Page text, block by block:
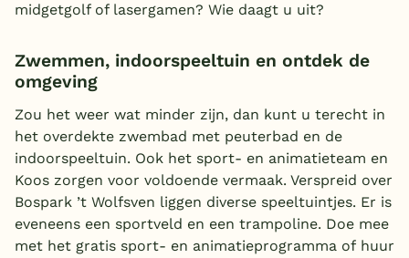
midgetgolf of lasergamen? Wie daagt u uit?
Zwemmen, indoorspeeltuin en ontdek de
omgeving
Zou het weer wat minder zijn, dan kunt u terecht in
het overdekte zwembad met peuterbad en de
indoorspeeltuin. Ook het sport- en animatieteam en
Koos zorgen voor voldoende vermaak. Verspreid over
Bospark ’t Wolfsven liggen diverse speeltuintjes. Er is
eveneens een sportveld en een trampoline. Doe mee
met het gratis sport- en animatieprogramma of huur